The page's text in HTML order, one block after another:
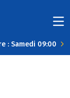
: Samedi 09:00